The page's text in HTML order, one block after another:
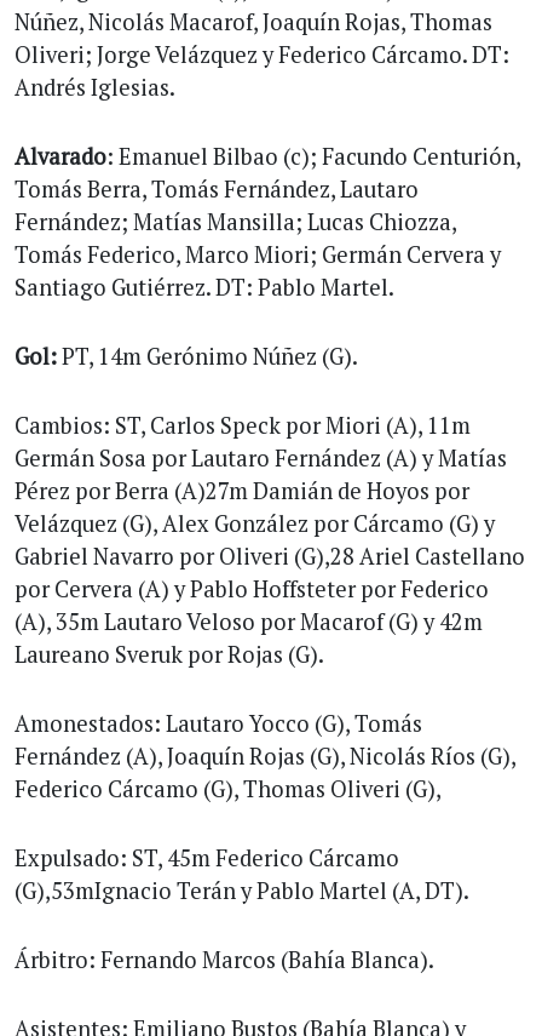
Núñez, Nicolás Macarof, Joaquín Rojas, Thomas
Oliveri; Jorge Velázquez y Federico Cárcamo. DT:
Andrés Iglesias.
Alvarado: Emanuel Bilbao (c); Facundo Centurión,
Tomás Berra, Tomás Fernández, Lautaro
Fernández; Matías Mansilla; Lucas Chiozza,
Tomás Federico, Marco Miori; Germán Cervera y
Santiago Gutiérrez. DT: Pablo Martel.
Gol:PT, 14m Gerónimo Núñez (G).
Cambios: ST, Carlos Speck por Miori (A), 11m
Germán Sosa por Lautaro Fernández (A) y Matías
Pérez por Berra (A)27m Damián de Hoyos por
Velázquez (G), Alex González por Cárcamo (G) y
Gabriel Navarro por Oliveri (G),28 Ariel Castellano
por Cervera (A) y Pablo Hoffsteter por Federico
(A), 35m Lautaro Veloso por Macarof (G) y 42m
Laureano Sveruk por Rojas (G).
Amonestados: Lautaro Yocco (G), Tomás
Fernández (A), Joaquín Rojas (G), Nicolás Ríos (G),
Federico Cárcamo (G), Thomas Oliveri (G),
Expulsado: ST, 45m Federico Cárcamo
(G),53mIgnacio Terán y Pablo Martel (A, DT).
Árbitro: Fernando Marcos (Bahía Blanca).
Asistentes: Emiliano Bustos (Bahía Blanca) y